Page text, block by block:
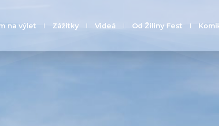
na výlet Zážitky Videá Od Žiliny Fest